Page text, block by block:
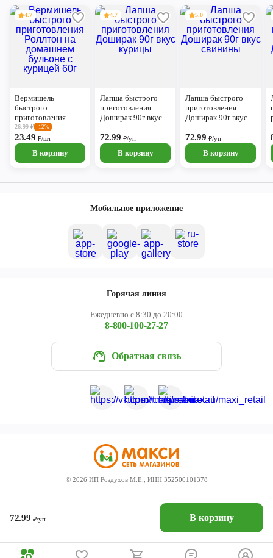
72.99₽/уп В корзину
4.7
Вермишель
быстрого
приготовления
Роллтон на
домашнем бульоне с
курицей 60г
26.99₽ -12%
23.49₽/шт
В корзину
4.7
Лапша быстрого
приготовления
Доширак 90г вкус
72.99₽/уп
В корзину
5.0
Лапша быстрого
приготовления
Доширак 90г вкус
72.99₽/уп
В корзину
Мобильное приложение
Горячая линия
Ежедневно с 8:30 до 20:00
8-800-100-27-27
Обратная связь
© 2026 ИП Роздухов М.Е., ИНН 352500101378